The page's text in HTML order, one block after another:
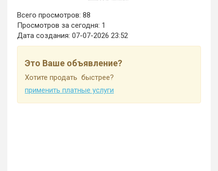
Всего просмотров: 88
Просмотров за сегодня: 1
Дата создания: 07-07-2026 23:52
Это Ваше объявление?
Хотите продать быстрее?
применить платные услуги